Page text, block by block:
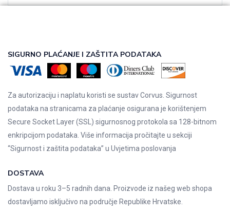
SIGURNO PLAĆANJE I ZAŠTITA PODATAKA
Za autorizaciju i naplatu koristi se sustav Corvus. Sigurnost
podataka na stranicama za plaćanje osigurana je korištenjem
Secure Socket Layer (SSL) sigurnosnog protokola sa 128-bitnom
enkripcijom podataka. Više informacija pročitajte u sekciji
“Sigurnost i zaštita podataka” u Uvjetima poslovanja
DOSTAVA
Dostava u roku 3–5 radnih dana. Proizvode iz našeg web shopa
dostavljamo isključivo na područje Republike Hrvatske.